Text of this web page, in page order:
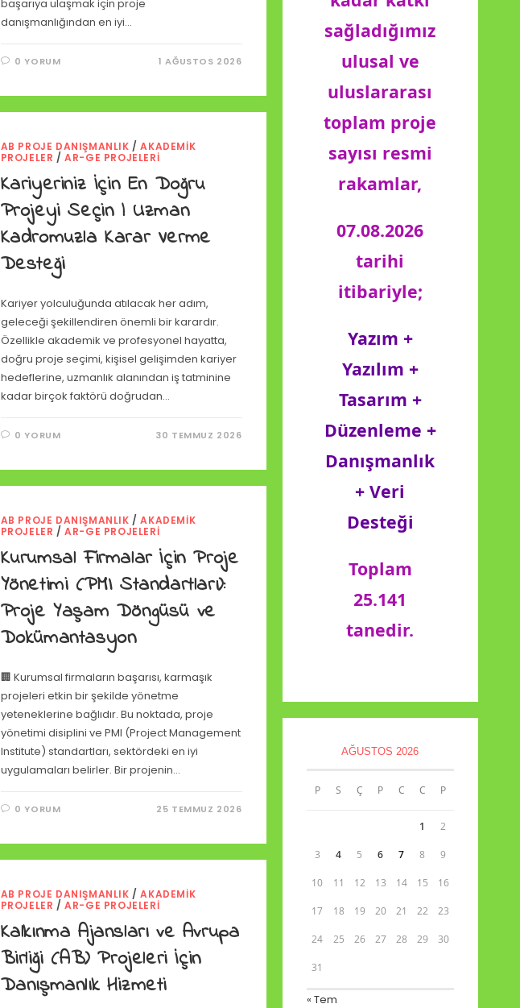
başarıya ulaşmak için proje
danışmanlığından en iyi…
0 YORUM 1 AĞUSTOS 2026
AB PROJE DANIŞMANLIK /AKADEMIK
PROJELER /AR-GE PROJELERI
Kariyeriniz İçin En Doğru
Projeyi Seçin | Uzman
Kadromuzla Karar Verme
Desteği
Kariyer yolculuğunda atılacak her adım,
geleceği şekillendiren önemli bir karardır.
Özellikle akademik ve profesyonel hayatta,
doğru proje seçimi, kişisel gelişimden kariyer
hedeflerine, uzmanlık alanından iş tatminine
kadar birçok faktörü doğrudan…
0 YORUM 30 TEMMUZ 2026
AB PROJE DANIŞMANLIK /AKADEMIK
PROJELER /AR-GE PROJELERI
Kurumsal Firmalar İçin Proje
Yönetimi (PMI Standartları):
Proje Yaşam Döngüsü ve
Dokümantasyon
🏢 Kurumsal firmaların başarısı, karmaşık
projeleri etkin bir şekilde yönetme
yeteneklerine bağlıdır. Bu noktada, proje
yönetimi disiplini ve PMI (Project Management
Institute) standartları, sektördeki en iyi
uygulamaları belirler. Bir projenin…
0 YORUM 25 TEMMUZ 2026
AB PROJE DANIŞMANLIK /AKADEMIK
PROJELER /AR-GE PROJELERI
Kalkınma Ajansları ve Avrupa
Birliği (AB) Projeleri İçin
Danışmanlık Hizmeti
sağladığımız
ulusal ve
uluslararası
toplam proje
sayısı resmi
rakamlar,
07.08.2026
tarihi
itibariyle;
Yazım +
Yazılım +
Tasarım +
Düzenleme +
Danışmanlık
+ Veri
Desteği
Toplam
25.141
tanedir.
AĞUSTOS 2026
P S Ç P C C P
1 2
3 4 5 6 7 8 9
10 11 12 13 14 15 16
17 18 19 20 21 22 23
24 25 26 27 28 29 30
31
« Tem